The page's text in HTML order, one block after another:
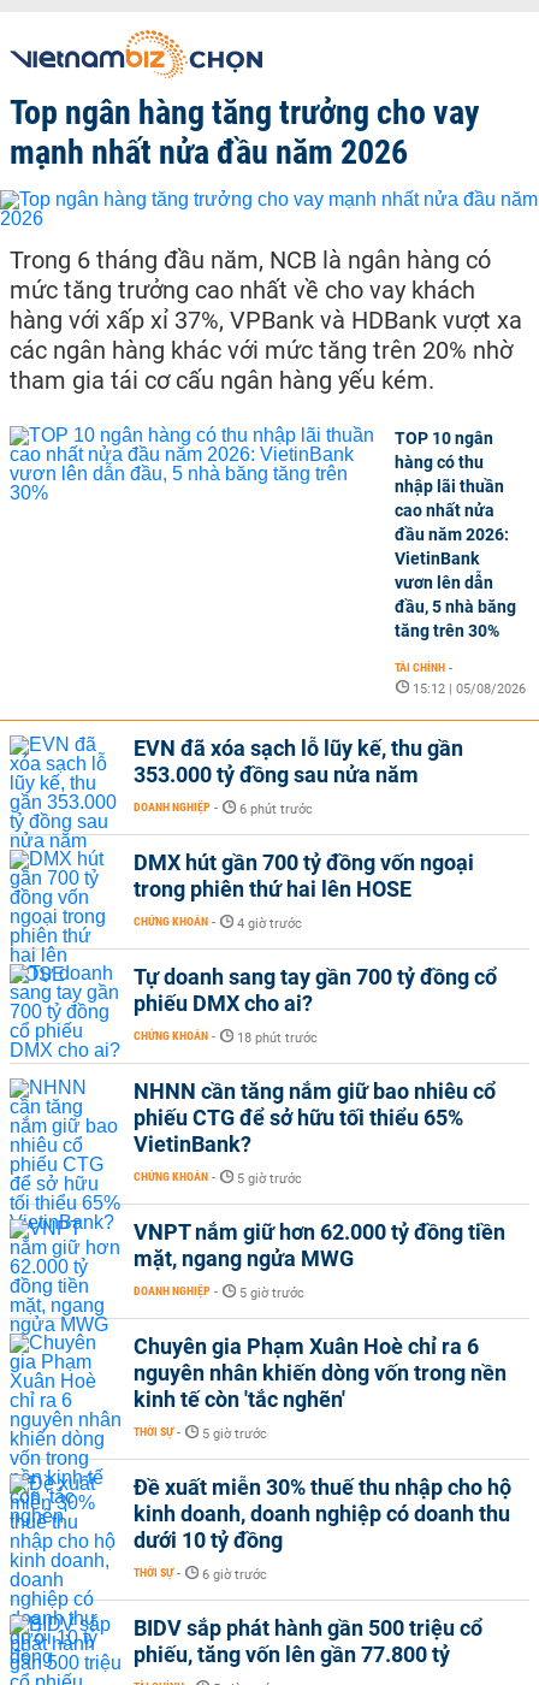
Top ngân hàng tăng trưởng cho vay
mạnh nhất nửa đầu năm 2026
Trong 6 tháng đầu năm, NCB là ngân hàng có
mức tăng trưởng cao nhất về cho vay khách
hàng với xấp xỉ 37%, VPBank và HDBank vượt xa
các ngân hàng khác với mức tăng trên 20% nhờ
tham gia tái cơ cấu ngân hàng yếu kém.
TOP 10 ngân
hàng có thu
nhập lãi thuần
cao nhất nửa
đầu năm 2026:
VietinBank
vươn lên dẫn
đầu, 5 nhà băng
tăng trên 30%
TÀI CHÍNH -
15:12 | 05/08/2026
EVN đã xóa sạch lỗ lũy kế, thu gần
353.000 tỷ đồng sau nửa năm
DOANH NGHIỆP - 6 phút trước
DMX hút gần 700 tỷ đồng vốn ngoại
trong phiên thứ hai lên HOSE
CHỨNG KHOÁN - 4 giờ trước
Tự doanh sang tay gần 700 tỷ đồng cổ
phiếu DMX cho ai?
CHỨNG KHOÁN - 18 phút trước
NHNN cần tăng nắm giữ bao nhiêu cổ
phiếu CTG để sở hữu tối thiểu 65%
VietinBank?
CHỨNG KHOÁN - 5 giờ trước
VNPT nắm giữ hơn 62.000 tỷ đồng tiền
mặt, ngang ngửa MWG
DOANH NGHIỆP - 5 giờ trước
Chuyên gia Phạm Xuân Hoè chỉ ra 6
nguyên nhân khiến dòng vốn trong nền
kinh tế còn 'tắc nghẽn'
THỜI SỰ - 5 giờ trước
Đề xuất miễn 30% thuế thu nhập cho hộ
kinh doanh, doanh nghiệp có doanh thu
dưới 10 tỷ đồng
THỜI SỰ - 6 giờ trước
BIDV sắp phát hành gần 500 triệu cổ
phiếu, tăng vốn lên gần 77.800 tỷ